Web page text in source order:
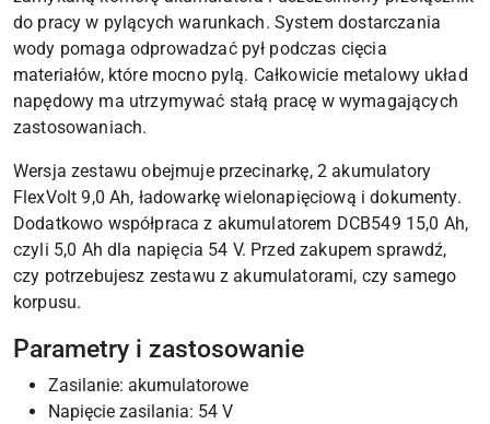
do pracy w pylących warunkach. System dostarczania
wody pomaga odprowadzać pył podczas cięcia
materiałów, które mocno pylą. Całkowicie metalowy układ
napędowy ma utrzymywać stałą pracę w wymagających
zastosowaniach.
Wersja zestawu obejmuje przecinarkę, 2 akumulatory
FlexVolt 9,0 Ah, ładowarkę wielonapięciową i dokumenty.
Dodatkowo współpraca z akumulatorem DCB549 15,0 Ah,
czyli 5,0 Ah dla napięcia 54 V. Przed zakupem sprawdź,
czy potrzebujesz zestawu z akumulatorami, czy samego
korpusu.
Parametry i zastosowanie
Zasilanie: akumulatorowe
Napięcie zasilania: 54 V